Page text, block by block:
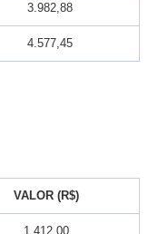
3.982,88
4.577,45
VALOR (R$)
1.412,00